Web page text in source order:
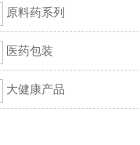
原料药系列
医药包装
大健康产品